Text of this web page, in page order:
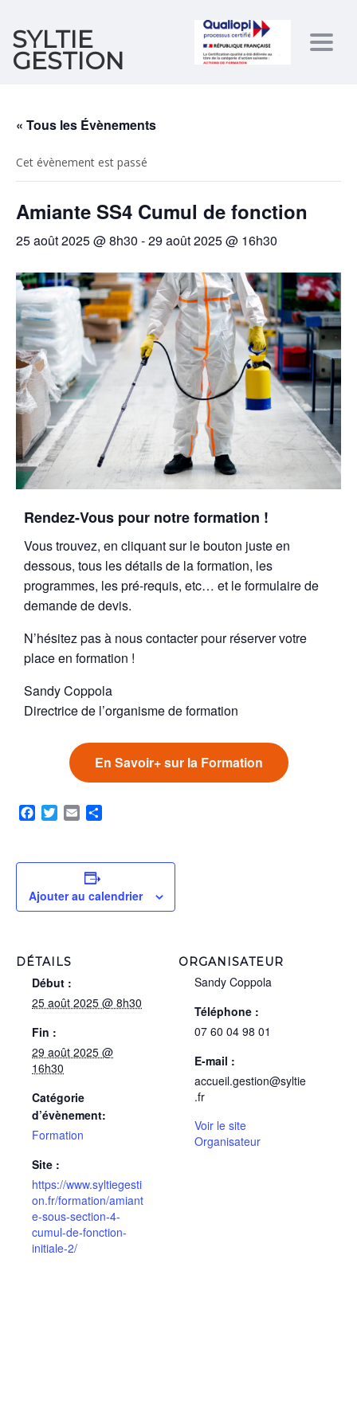
SYLTIE
GESTION
« Tous les Évènements
Cet évènement est passé
Amiante SS4 Cumul de fonction
25 août 2025 @ 8h30 -29 août 2025 @ 16h30
Rendez-Vous pour notre formation !
Vous trouvez, en cliquant sur le bouton juste en
dessous, tous les détails de la formation, les
programmes, les pré-requis, etc… et le formulaire de
demande de devis.
N’hésitez pas à nous contacter pour réserver votre
place en formation !
Sandy Coppola
Directrice de l’organisme de formation
En Savoir+ sur la Formation
Facebook
TwitterEmail
Ajouter au calendrier
DÉTAILS
Début :
25 août 2025 @ 8h30
Fin :
29 août 2025 @
16h30
Catégorie
d’évènement:
Formation
Site :
https://www.syltiegesti
on.fr/formation/amiant
e-sous-section-4-
cumul-de-fonction-
initiale-2/
ORGANISATEUR
Sandy Coppola
Téléphone :
07 60 04 98 01
E-mail :
accueil.gestion@syltie
.fr
Voir le site
Organisateur